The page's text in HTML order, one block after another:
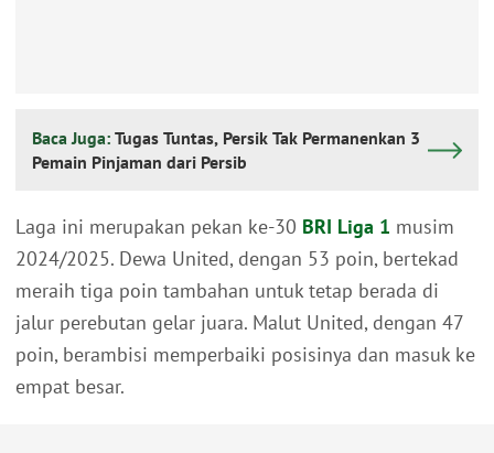
Baca Juga: Tugas Tuntas, Persik Tak Permanenkan 3
Pemain Pinjaman dari Persib
Laga ini merupakan pekan ke-30 BRI Liga 1 musim
2024/2025. Dewa United, dengan 53 poin, bertekad
meraih tiga poin tambahan untuk tetap berada di
jalur perebutan gelar juara. Malut United, dengan 47
poin, berambisi memperbaiki posisinya dan masuk ke
empat besar.